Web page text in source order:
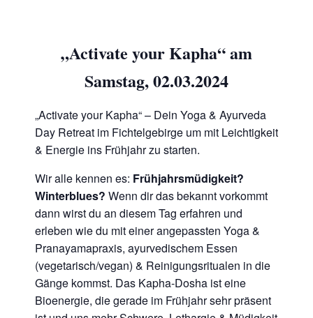
„Activate your Kapha“ am
Samstag, 02.03.2024
„Activate your Kapha“ – Dein Yoga & Ayurveda
Day Retreat im Fichtelgebirge um mit Leichtigkeit
& Energie ins Frühjahr zu starten.
Wir alle kennen es: Frühjahrsmüdigkeit?
Winterblues? Wenn dir das bekannt vorkommt
dann wirst du an diesem Tag erfahren und
erleben wie du mit einer angepassten Yoga &
Pranayamapraxis, ayurvedischem Essen
(vegetarisch/vegan) & Reinigungsritualen in die
Gänge kommst. Das Kapha-Dosha ist eine
Bioenergie, die gerade im Frühjahr sehr präsent